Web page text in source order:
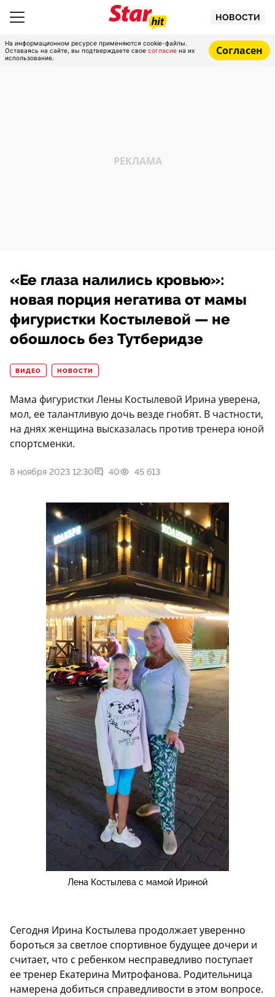
НОВОСТИ
На информационном ресурсе применяются cookie-файлы.
Оставаясь на сайте, вы подтверждаете свое согласие на их
использование.
Согласен
«Ее глаза налились кровью»:
новая порция негатива от мамы
фигуристки Костылевой — не
обошлось без Тутберидзе
ВИДЕО НОВОСТИ
Мама фигуристки Лены Костылевой Ирина уверена,
мол, ее талантливую дочь везде гнобят. В частности,
на днях женщина высказалась против тренера юной
спортсменки.
8 ноября 2023 12:30 40 45 613
Лена Костылева с мамой Ириной
Сегодня Ирина Костылева продолжает уверенно
бороться за светлое спортивное будущее дочери и
считает, что с ребенком несправедливо поступает
ее тренер Екатерина Митрофанова. Родительница
намерена добиться справедливости в этом вопросе.